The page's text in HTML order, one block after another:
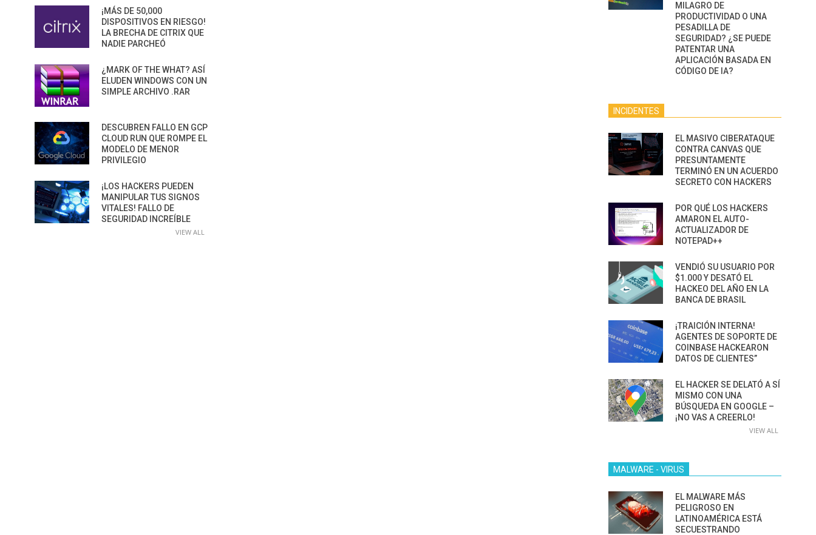
¡MÁS DE 50,000
DISPOSITIVOS EN RIESGO!
LA BRECHA DE CITRIX QUE
NADIE PARCHEÓ
¿MARK OF THE WHAT? ASÍ
ELUDEN WINDOWS CON UN
SIMPLE ARCHIVO .RAR
DESCUBREN FALLO EN GCP
CLOUD RUN QUE ROMPE EL
MODELO DE MENOR
PRIVILEGIO
¡LOS HACKERS PUEDEN
MANIPULAR TUS SIGNOS
VITALES! FALLO DE
SEGURIDAD INCREÍBLE
VIEW ALL
MILAGRO DE
PRODUCTIVIDAD O UNA
PESADILLA DE
SEGURIDAD? ¿SE PUEDE
PATENTAR UNA
APLICACIÓN BASADA EN
CÓDIGO DE IA?
INCIDENTES
EL MASIVO CIBERATAQUE
CONTRA CANVAS QUE
PRESUNTAMENTE
TERMINÓ EN UN ACUERDO
SECRETO CON HACKERS
POR QUÉ LOS HACKERS
AMARON EL AUTO-
ACTUALIZADOR DE
NOTEPAD++
VENDIÓ SU USUARIO POR
$1.000 Y DESATÓ EL
HACKEO DEL AÑO EN LA
BANCA DE BRASIL
¡TRAICIÓN INTERNA!
AGENTES DE SOPORTE DE
COINBASE HACKEARON
DATOS DE CLIENTES”
EL HACKER SE DELATÓ A SÍ
MISMO CON UNA
BÚSQUEDA EN GOOGLE –
¡NO VAS A CREERLO!
VIEW ALL
MALWARE - VIRUS
EL MALWARE MÁS
PELIGROSO EN
LATINOAMÉRICA ESTÁ
SECUESTRANDO